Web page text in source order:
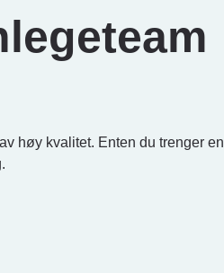
høy kvalitet. Enten du trenger en